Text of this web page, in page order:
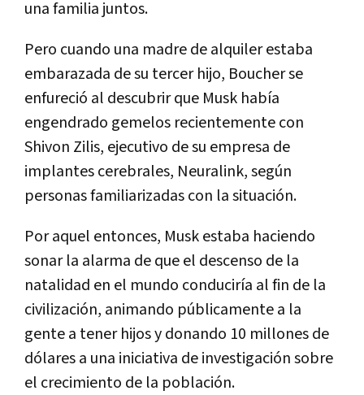
una familia juntos.
Pero cuando una madre de alquiler estaba
embarazada de su tercer hijo, Boucher se
enfureció al descubrir que Musk había
engendrado gemelos recientemente con
Shivon Zilis, ejecutivo de su empresa de
implantes cerebrales, Neuralink, según
personas familiarizadas con la situación.
Por aquel entonces, Musk estaba haciendo
sonar la alarma de que el descenso de la
natalidad en el mundo conduciría al fin de la
civilización, animando públicamente a la
gente a tener hijos y donando 10 millones de
dólares a una iniciativa de investigación sobre
el crecimiento de la población.